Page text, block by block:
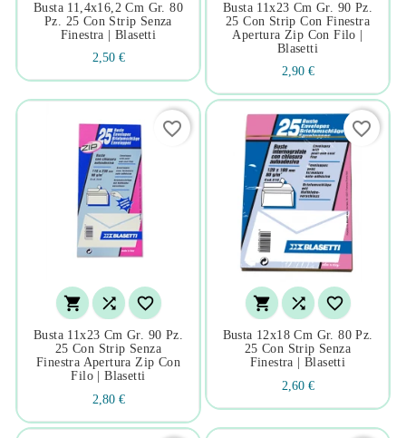
Busta 11,4x16,2 Cm Gr. 80
Pz. 25 Con Strip Senza
Finestra | Blasetti
2,50 €
Busta 11x23 Cm Gr. 90 Pz.
25 Con Strip Con Finestra
Apertura Zip Con Filo |
Blasetti
2,90 €
  
Busta 11x23 Cm Gr. 90 Pz.
25 Con Strip Senza
Finestra Apertura Zip Con
Filo | Blasetti
2,80 €
favorite_border
  
Busta 12x18 Cm Gr. 80 Pz.
25 Con Strip Senza
Finestra | Blasetti
2,60 €
favorite_border